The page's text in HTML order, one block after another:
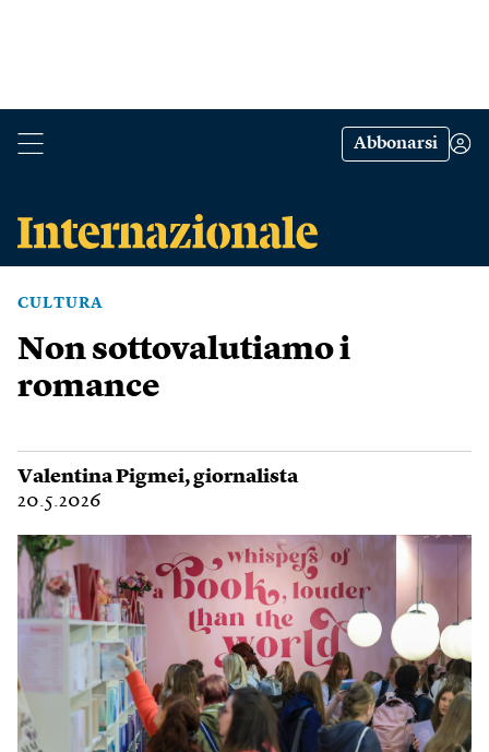
Abbonarsi
CULTURA
Non sottovalutiamo i
romance
Valentina Pigmei, giornalista
20.5.2026